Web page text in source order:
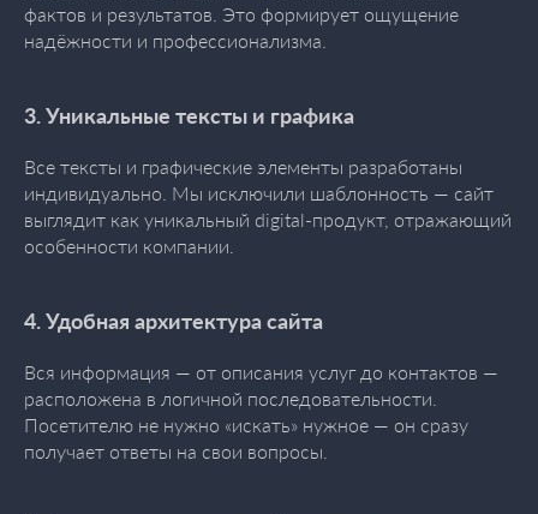
фактов и результатов. Это формирует ощущение
надёжности и профессионализма.
3. Уникальные тексты и графика
Все тексты и графические элементы разработаны
индивидуально. Мы исключили шаблонность — сайт
выглядит как уникальный digital-продукт, отражающий
особенности компании.
4. Удобная архитектура сайта
Вся информация — от описания услуг до контактов —
расположена в логичной последовательности.
Посетителю не нужно «искать» нужное — он сразу
получает ответы на свои вопросы.